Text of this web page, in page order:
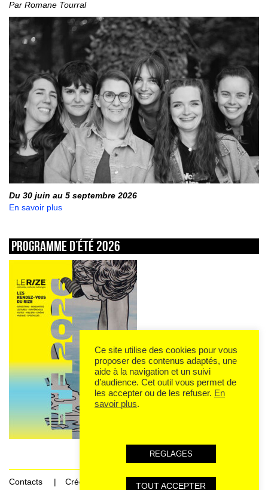
Par Romane Tourral
Du 30 juin au 5 septembre 2026
En savoir plus
Programme d’été 2026
Contacts
Crédits
Ce site utilise des cookies pour vous
proposer des contenus adaptés, une
aide à la navigation et un suivi
d’audience. Cet outil vous permet de
les accepter ou de les refuser. En
savoir plus.
REGLAGES
TOUT ACCEPTER